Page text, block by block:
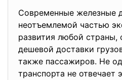
Современные железные
неотъемлемой частью
развития любой
дешевой доставки
также пассажиров. Не
транспорта не отвечает